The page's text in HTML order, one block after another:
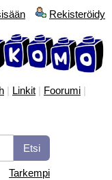
Rekisteröidy
| Linkit | Foorumi |
Tarkempi